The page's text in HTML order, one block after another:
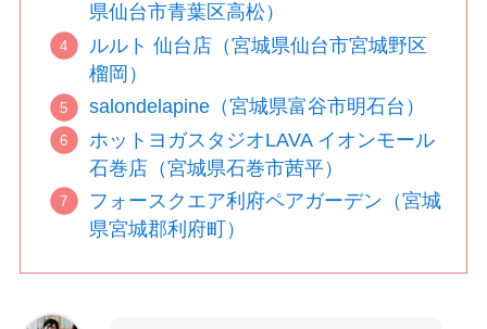
県仙台市青葉区高松）
ルルト 仙台店（宮城県仙台市宮城野区
榴岡）
salondelapine（宮城県富谷市明石台）
ホットヨガスタジオLAVA イオンモール
石巻店（宮城県石巻市茜平）
フォースクエア利府ペアガーデン（宮城
県宮城郡利府町）